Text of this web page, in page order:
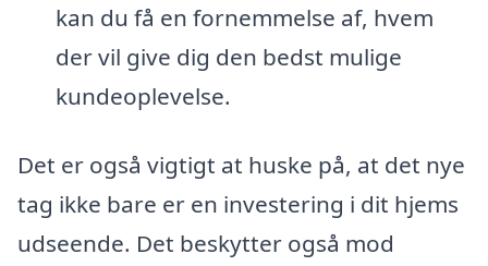
kan du få en fornemmelse af, hvem
der vil give dig den bedst mulige
kundeoplevelse.
Det er også vigtigt at huske på, at det nye
tag ikke bare er en investering i dit hjems
udseende. Det beskytter også mod